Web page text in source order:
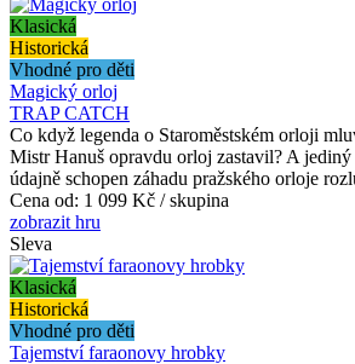
Klasická
Historická
Vhodné pro děti
Magický orloj
TRAP CATCH
Co když legenda o Staroměstském orloji
Mistr Hanuš opravdu orloj zastavil? A
údajně schopen záhadu pražského orloje
Cena od: 1 099 Kč / skupina
zobrazit hru
Sleva
Klasická
Historická
Vhodné pro děti
Tajemství faraonovy hrobky